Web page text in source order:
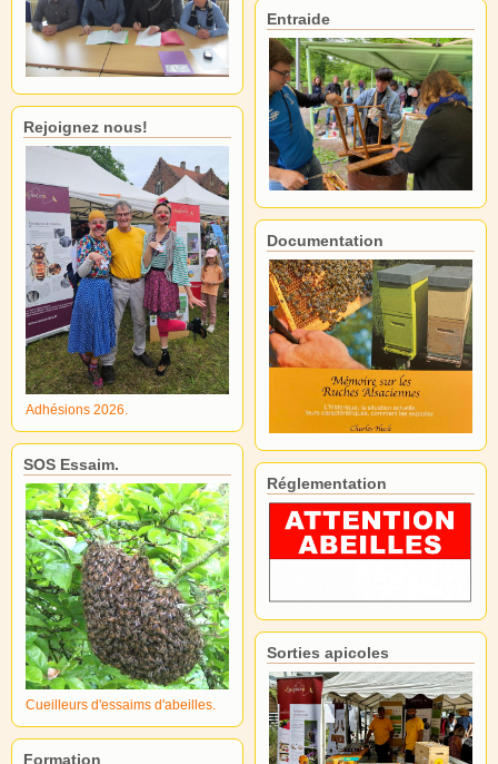
Rejoignez nous!
Adhésions 2026.
SOS Essaim.
Cueilleurs d'essaims d'abeilles.
Formation
Entraide
Documentation
Réglementation
Sorties apicoles